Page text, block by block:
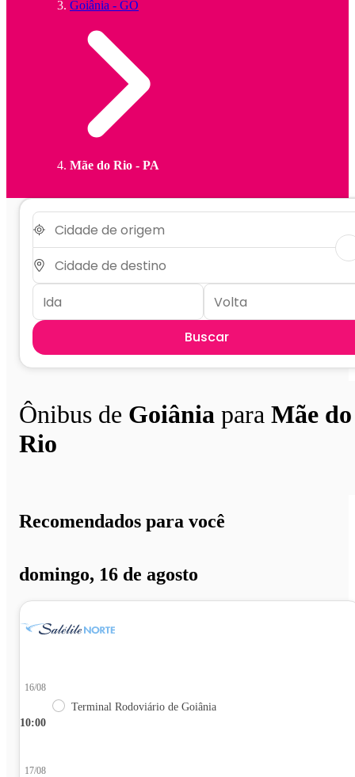
Goiânia - GO
Mãe do Rio - PA
Buscar
Ônibus de Goiânia para Mãe do
Rio
Recomendados para você
domingo, 16 de agosto
10:00
16/08
Terminal Rodoviário de Goiânia
17/08